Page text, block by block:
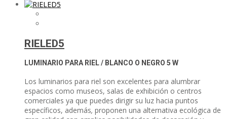
RIELED5
LUMINARIO PARA RIEL / BLANCO O NEGRO 5 W
Los luminarios para riel son excelentes para alumbrar
espacios como museos, salas de exhibición o centros
comerciales ya que puedes dirigir su luz hacia puntos
específicos, además, proponen una alternativa ecológica de